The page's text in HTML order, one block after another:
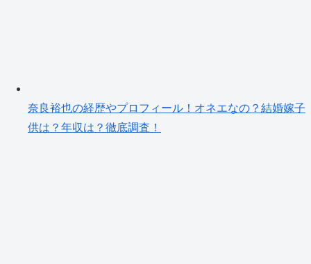
奈良裕也の経歴やプロフィール！オネエなの？結婚嫁子
供は？年収は？徹底調査！